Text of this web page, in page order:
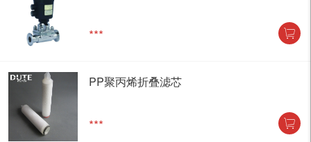
***
PP聚丙烯折叠滤芯
***